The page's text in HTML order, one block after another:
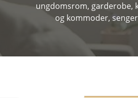
ungdomsrom, garderobe,
og kommoder,